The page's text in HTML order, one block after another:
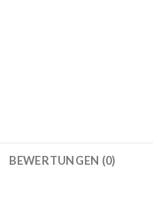
BEWERTUNGEN (0)